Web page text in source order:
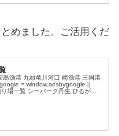
めました。ご活用くだ
島漁港 九頭竜川河口 崎漁港 三国港
= window.adsbygoogle ||
場一覧 シーパーク丹生 ひるが海